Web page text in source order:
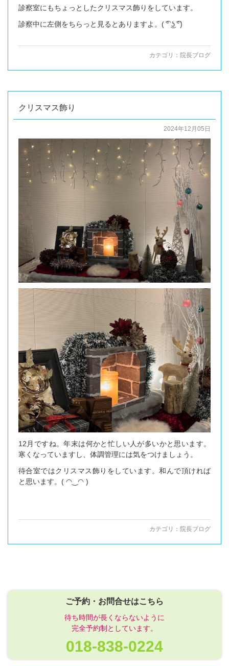
診察室にもちょっとしたクリスマス飾りをしています。
診察中に左側をちらっと見るとありますよ。( ͡° ͜ʖ ͡°)
カテゴリ： 院長ブログ
クリスマス飾り
2024年12月05日
12月ですね。年末は何かと忙しい人が多いかと思います。
寒くなっていますし、体調管理には気をつけましょう。
待合室ではクリスマス飾りをしています。和んで頂ければ
と思います。( ◠‿◠ )
カテゴリ： 院長ブログ
ご予約・お問合せはこちら
待ち時間が長くならないように
完全予約制としています。
018-838-0224